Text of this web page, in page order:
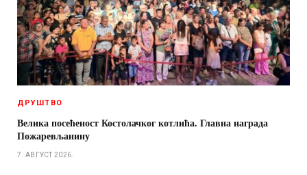
ДРУШТВО
Велика посећеност Костолачког котлића. Главна награда
Пожаревљанину
7. АВГУСТ 2026.